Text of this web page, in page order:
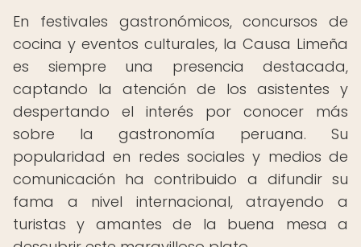
En festivales gastronómicos, concursos de
cocina y eventos culturales, la Causa Limeña
es siempre una presencia destacada,
captando la atención de los asistentes y
despertando el interés por conocer más
sobre la gastronomía peruana. Su
popularidad en redes sociales y medios de
comunicación ha contribuido a difundir su
fama a nivel internacional, atrayendo a
turistas y amantes de la buena mesa a